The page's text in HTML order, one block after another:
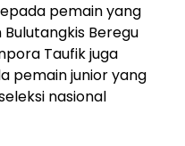
pemain yang
Beregu
Taufik juga
pemain junior yang
nasional